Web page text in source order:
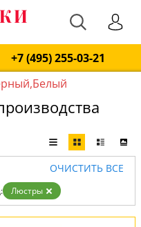
+7 (495) 255-03-21
ОЧИСТИТЬ ВСЕ
Люстры